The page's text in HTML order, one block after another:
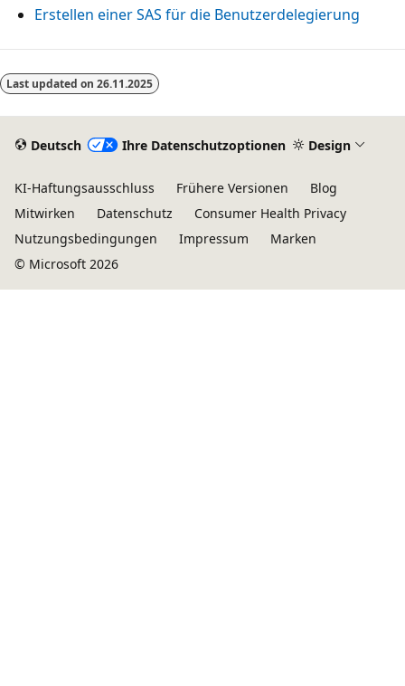
Erstellen einer SAS für die Benutzerdelegierung
Last updated on 26.11.2025
Deutsch Ihre Datenschutzoptionen Design
KI-Haftungsausschluss Frühere Versionen
Blog
Mitwirken
Datenschutz
Consumer Health Privacy
Nutzungsbedingungen
Impressum
Marken
© Microsoft 2026